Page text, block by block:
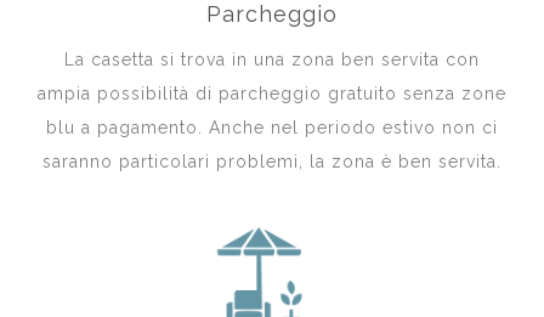
Parcheggio
La casetta si trova in una zona ben servita con
ampia possibilità di parcheggio gratuito senza zone
blu a pagamento. Anche nel periodo estivo non ci
saranno particolari problemi, la zona è ben servita.